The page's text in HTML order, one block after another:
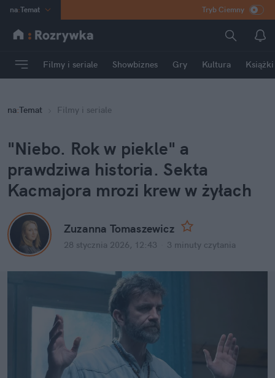
na:Temat
INN Poland
mama
Rozrywka
Tryb Ciemny
Filmy i seriale Showbiznes Gry Kultura Książki
na:Temat Filmy i seriale
"Niebo. Rok w piekle" a
prawdziwa historia. Sekta
Kacmajora mrozi krew w żyłach
Zuzanna Tomaszewicz
28 stycznia 2026, 12:43 3 minuty czytania